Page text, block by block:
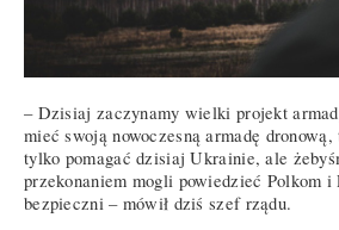
– Dzisiaj zaczynamy wielki projekt
mieć swoją nowoczesną armadę
tylko pomagać dzisiaj Ukrainie, ale
przekonaniem mogli powiedzieć Polkom i
bezpieczni – mówił dziś szef rządu.